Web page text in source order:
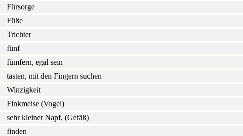
Fürsorge
Füße
Trichter
fünf
fümfern, egal sein
tasten, mit den Fingern suchen
Winzigkeit
Finkmeise (Vogel)
sehr kleiner Napf, (Gefäß)
finden